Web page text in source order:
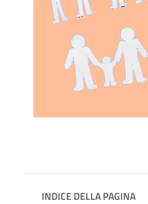
INDICE DELLA PAGINA